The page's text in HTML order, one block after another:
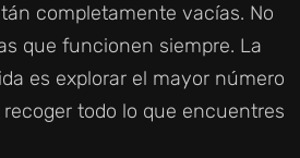
completamente vacías. No
que funcionen siempre. La
es explorar el mayor número
todo lo que encuentres